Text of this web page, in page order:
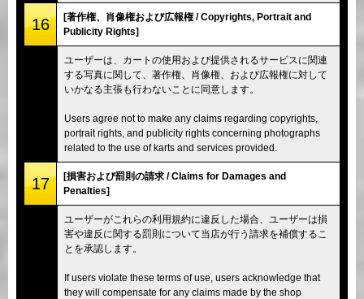
16
[著作権、肖像権および広報権 / Copyrights, Portrait and
Publicity Rights]
ユーザーは、カートの使用および提供されるサービスに関連
する写真に関して、著作権、肖像権、および広報権に対して
いかなる主張も行わないことに同意します。
Users agree not to make any claims regarding copyrights,
portrait rights, and publicity rights concerning photographs
related to the use of karts and services provided.
17
[損害および罰則の請求 / Claims for Damages and
Penalties]
ユーザーがこれらの利用規約に違反した場合、ユーザーは損
害や違反に関する罰則について当店が行う請求を補償するこ
とを承認します。
If users violate these terms of use, users acknowledge that
they will compensate for any claims made by the shop